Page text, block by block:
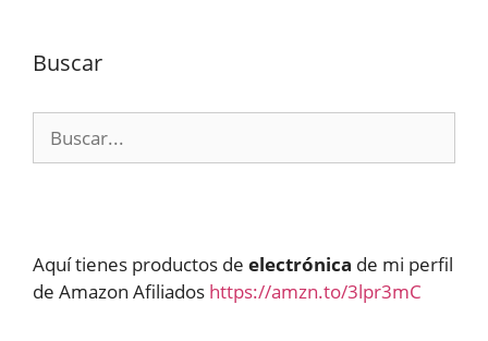
Buscar
Aquí tienes productos de electrónica de mi perfil
de Amazon Afiliados https://amzn.to/3lpr3mC